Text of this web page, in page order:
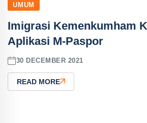
UMUM
Imigrasi Kemenkumham
Aplikasi M-Paspor
30 DECEMBER 2021
READ MORE